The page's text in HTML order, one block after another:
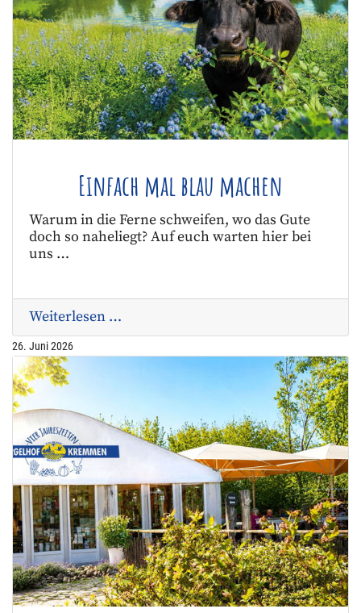
Einfach mal blau machen
Warum in die Ferne schweifen, wo das Gute
doch so naheliegt? Auf euch warten hier bei
uns …
Weiterlesen …
26. Juni 2026